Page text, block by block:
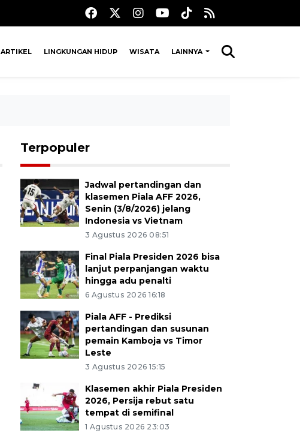
ARTIKEL LINGKUNGAN HIDUP WISATA LAINNYA
Terpopuler
Jadwal pertandingan dan
klasemen Piala AFF 2026,
Senin (3/8/2026) jelang
Indonesia vs Vietnam
3 Agustus 2026 08:51
Final Piala Presiden 2026 bisa
lanjut perpanjangan waktu
hingga adu penalti
6 Agustus 2026 16:18
Piala AFF - Prediksi
pertandingan dan susunan
pemain Kamboja vs Timor
Leste
3 Agustus 2026 15:15
Klasemen akhir Piala Presiden
2026, Persija rebut satu
tempat di semifinal
1 Agustus 2026 23:03